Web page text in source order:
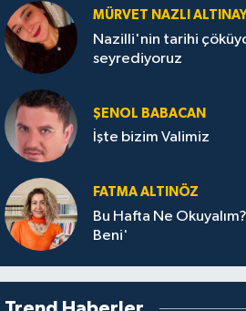
MÜRVET NAZLI
Nazilli'nin tarihi
seyrediyoruz
ŞENOL BABACAN
İşte bizim Valimiz
FATMA ALTINÖZ
Bu Hafta Ne
Beni'